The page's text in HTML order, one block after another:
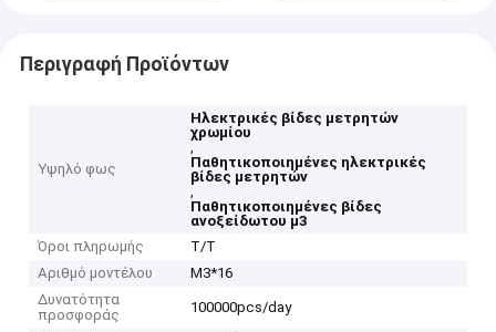
Περιγραφή Προϊόντων
Υψηλό φως
Ηλεκτρικές βίδες μετρητών
χρωμίου
,
Παθητικοποιημένες ηλεκτρικές
βίδες μετρητών
,
Παθητικοποιημένες βίδες
ανοξείδωτου μ3
Όροι πληρωμής
T/T
Αριθμό μοντέλου
M3*16
Δυνατότητα
προσφοράς
100000pcs/day